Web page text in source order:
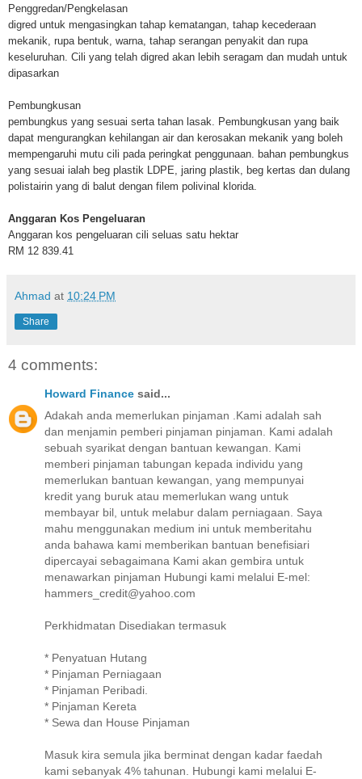
Penggredan/Pengkelasan
digred untuk mengasingkan tahap kematangan, tahap kecederaan
mekanik, rupa bentuk, warna, tahap serangan penyakit dan rupa
keseluruhan. Cili yang telah digred akan lebih seragam dan mudah untuk
dipasarkan
Pembungkusan
pembungkus yang sesuai serta tahan lasak. Pembungkusan yang baik
dapat mengurangkan kehilangan air dan kerosakan mekanik yang boleh
mempengaruhi mutu cili pada peringkat penggunaan. bahan pembungkus
yang sesuai ialah beg plastik LDPE, jaring plastik, beg kertas dan dulang
polistairin yang di balut dengan filem polivinal klorida.
Anggaran Kos Pengeluaran
Anggaran kos pengeluaran cili seluas satu hektar
RM 12 839.41
Ahmad at 10:24 PM
Share
4 comments:
Howard Finance said...
Adakah anda memerlukan pinjaman .Kami adalah sah
dan menjamin pemberi pinjaman pinjaman. Kami adalah
sebuah syarikat dengan bantuan kewangan. Kami
memberi pinjaman tabungan kepada individu yang
memerlukan bantuan kewangan, yang mempunyai
kredit yang buruk atau memerlukan wang untuk
membayar bil, untuk melabur dalam perniagaan. Saya
mahu menggunakan medium ini untuk memberitahu
anda bahawa kami memberikan bantuan benefisiari
dipercayai sebagaimana Kami akan gembira untuk
menawarkan pinjaman Hubungi kami melalui E-mel:
hammers_credit@yahoo.com
Perkhidmatan Disediakan termasuk
* Penyatuan Hutang
* Pinjaman Perniagaan
* Pinjaman Peribadi.
* Pinjaman Kereta
* Sewa dan House Pinjaman
Masuk kira semula jika berminat dengan kadar faedah
kami sebanyak 4% tahunan. Hubungi kami melalui E-